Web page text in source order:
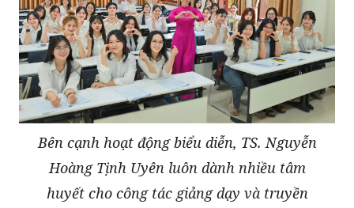
Bên cạnh hoạt động biểu diễn, TS. Nguyễn
Hoàng Tịnh Uyên luôn dành nhiều tâm
huyết cho công tác giảng dạy và truyền